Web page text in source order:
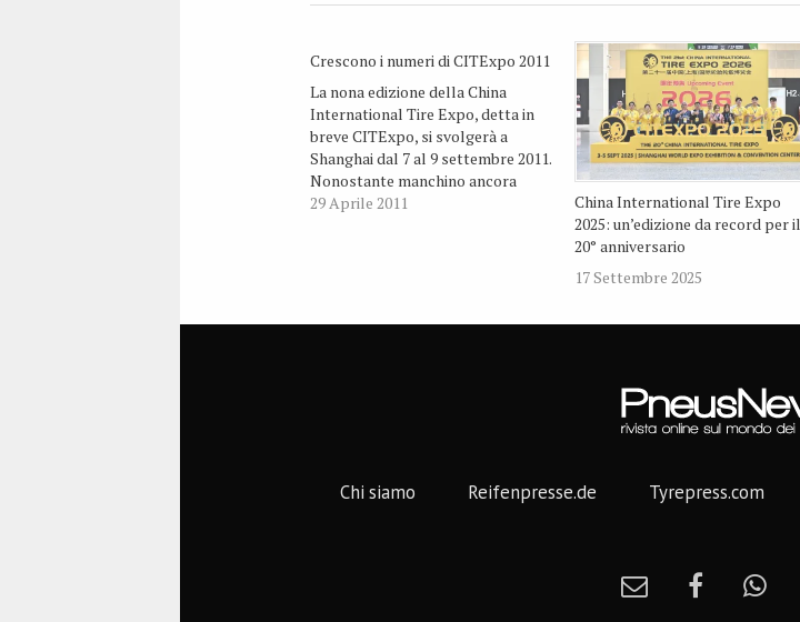
Crescono i numeri di CITExpo 2011
La nona edizione della China
International Tire Expo, detta in
breve CITExpo, si svolgerà a
Shanghai dal 7 al 9 settembre 2011.
Nonostante manchino ancora
alcuni mesi all’apertura, gli
29 Aprile 2011
China International Tire Expo
2025: un’edizione da record per il
20° anniversario
17 Settembre 2025
Chi siamo Reifenpresse.de Tyrepress.com